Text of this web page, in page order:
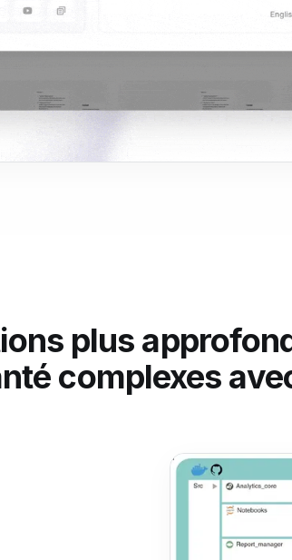
plus
complexes